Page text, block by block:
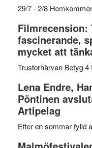
29/7 - 2/8
Filmrecension:
fascinerande,
mycket att
Trustorhärvan Betyg
Lena Endre,
Pöntinen
Artipelag
Efter en sommar fylld